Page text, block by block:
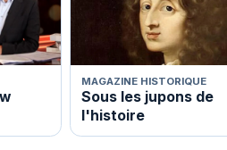
MAGAZINE HISTORIQUE
Sous les jupons de
l'histoire